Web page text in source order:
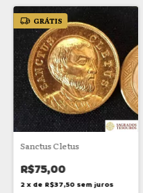
GRÁTIS
Sanctus Cletus
R$75,00
2 x de R$37,50 sem juros